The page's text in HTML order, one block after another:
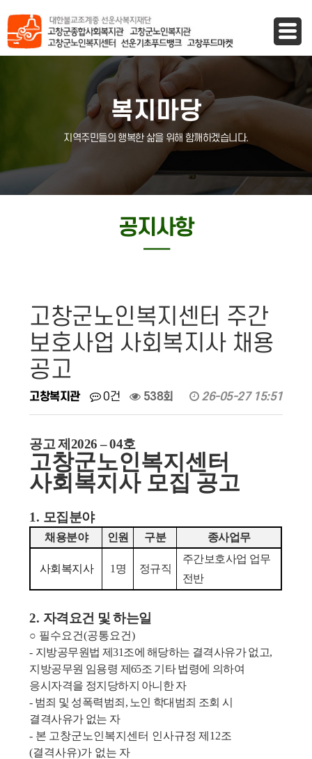
복지마당
지역주민들의 행복한 삶을 위해 함깨하겠습니다.
공지사항
─
고창군노인복지센터 주간
보호사업 사회복지사 채용
공고
고창복지관 0건 538회 26-05-27 15:51
공고 제 2026–04호
고창군노인복지센터
사회복지사 모집 공고
1. 모집분야
채용분야 인원 구분 종사업무
사회복지사 1 명 정규직
주간보호사업 업무
전반
2. 자격요건 및 하는일
○ 필수요건(공통요건)
- 지방공무원법 제31조에 해당하는 결격사유가 없고,
지방공무원 임용령 제65조 기타 법령에 의하여
응시자격을 정지당하지 아니한 자
- 범죄 및 성폭력범죄 , 노인 학대범죄 조회 시
결격사유가 없는 자
- 본 고창군노인복지센터 인사규정 제 12조
(결격사유)가 없는 자